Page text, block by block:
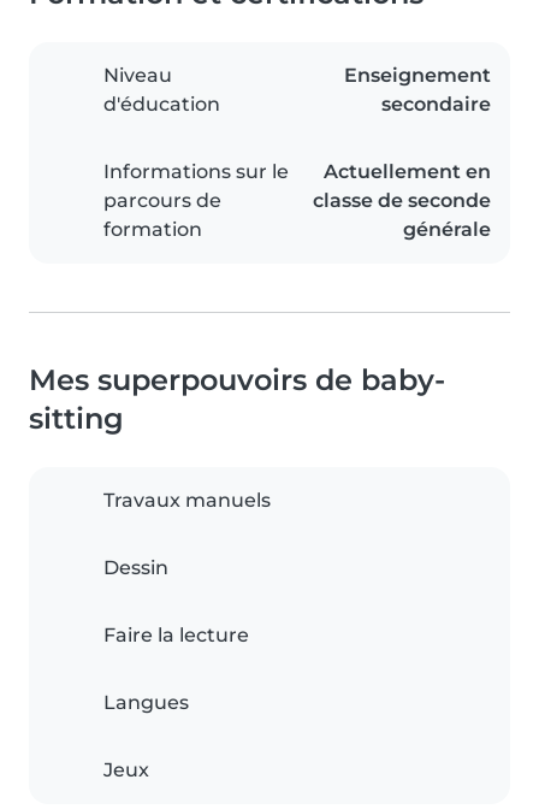
Niveau
d'éducation
Enseignement
secondaire
Informations sur le
parcours de
formation
Actuellement en
classe de seconde
générale
Mes superpouvoirs de baby-
sitting
Travaux manuels
Dessin
Faire la lecture
Langues
Jeux